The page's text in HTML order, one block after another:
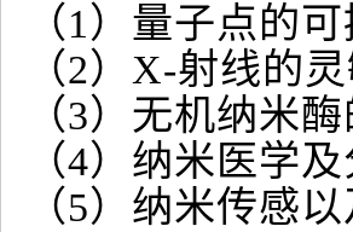
（1）量子点的
（2）X-射线的
（3）无机纳米
（4）纳米医学
（5）纳米传感